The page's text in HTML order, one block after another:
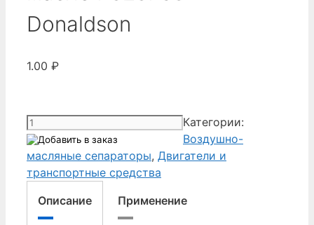
Donaldson
1.00 ₽
Количество
товара
сепараторы
воздух
P525768
Donaldson
Категории:
Воздушно-
масляные сепараторы, Двигатели и
транспортные средства
Описание
Применение